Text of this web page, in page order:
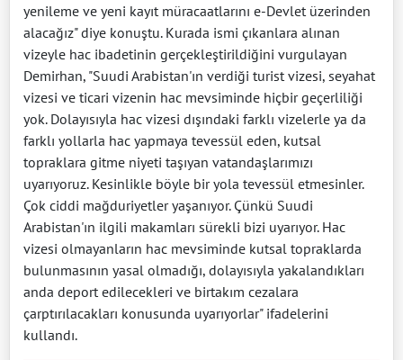
yenileme ve yeni kayıt müracaatlarını e-Devlet üzerinden
alacağız" diye konuştu. Kurada ismi çıkanlara alınan
vizeyle hac ibadetinin gerçekleştirildiğini vurgulayan
Demirhan, "Suudi Arabistan'ın verdiği turist vizesi, seyahat
vizesi ve ticari vizenin hac mevsiminde hiçbir geçerliliği
yok. Dolayısıyla hac vizesi dışındaki farklı vizelerle ya da
farklı yollarla hac yapmaya tevessül eden, kutsal
topraklara gitme niyeti taşıyan vatandaşlarımızı
uyarıyoruz. Kesinlikle böyle bir yola tevessül etmesinler.
Çok ciddi mağduriyetler yaşanıyor. Çünkü Suudi
Arabistan'ın ilgili makamları sürekli bizi uyarıyor. Hac
vizesi olmayanların hac mevsiminde kutsal topraklarda
bulunmasının yasal olmadığı, dolayısıyla yakalandıkları
anda deport edilecekleri ve birtakım cezalara
çarptırılacakları konusunda uyarıyorlar" ifadelerini
kullandı.